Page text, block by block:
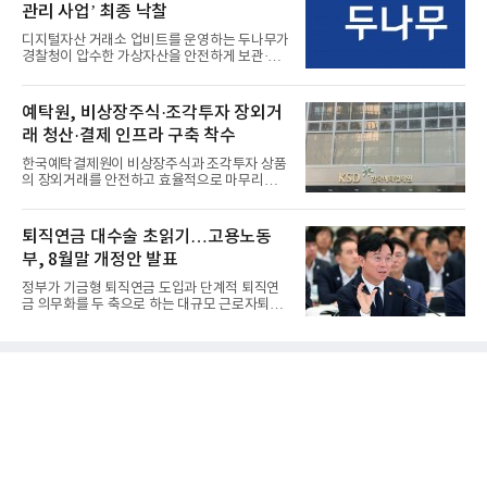
관리 사업’ 최종 낙찰
디지털자산 거래소 업비트를 운영하는 두나무가
경찰청이 압수한 가상자산을 안전하게 보관·관
예탁원, 비상장주식·조각투자 장외거
래 청산·결제 인프라 구축 착수
한국예탁결제원이 비상장주식과 조각투자 상품
의 장외거래를 안전하고 효율적으로 마무리하기
퇴직연금 대수술 초읽기…고용노동
부, 8월말 개정안 발표
정부가 기금형 퇴직연금 도입과 단계적 퇴직연
금 의무화를 두 축으로 하는 대규모 근로자퇴직